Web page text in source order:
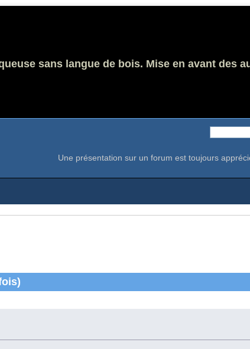
sans langue de bois. Mise en avant des
Une présentation sur un forum est toujours